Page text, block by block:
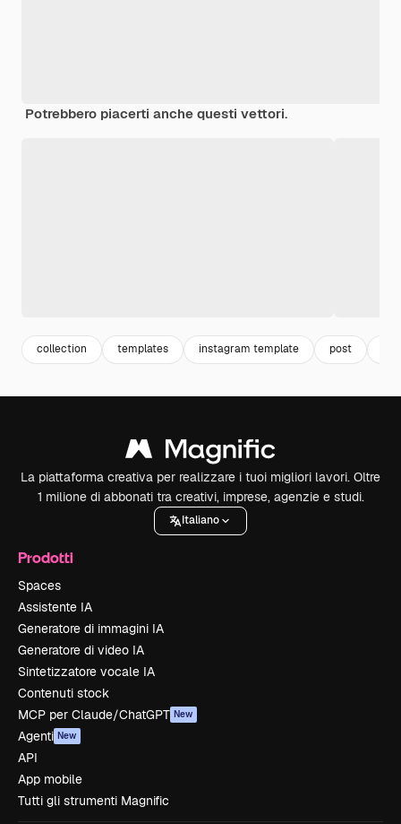
Potrebbero piacerti anche questi vettori.
collection templates instagram template post
La piattaforma creativa per realizzare i tuoi migliori lavori. Oltre
1 milione di abbonati tra creativi, imprese, agenzie e studi.
Italiano
Prodotti
Spaces
Assistente IA
Generatore di immagini IA
Generatore di video IA
Sintetizzatore vocale IA
Contenuti stock
MCP per Claude/ChatGPT New
Agenti New
API
App mobile
Tutti gli strumenti Magnific